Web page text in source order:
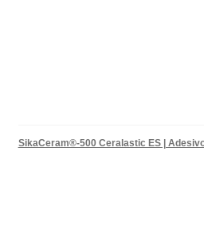
SikaCeram®-500 Ceralastic ES |